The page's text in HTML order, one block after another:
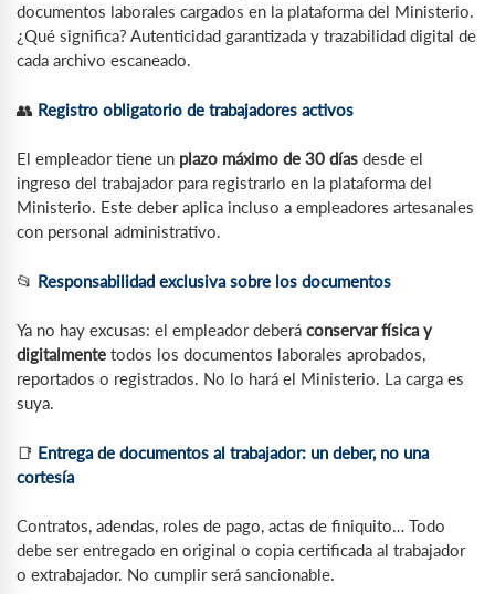
documentos laborales cargados en la plataforma del Ministerio.
¿Qué significa? Autenticidad garantizada y trazabilidad digital de
cada archivo escaneado.
👥 Registro obligatorio de trabajadores activos
El empleador tiene un plazo máximo de 30 días desde el
ingreso del trabajador para registrarlo en la plataforma del
Ministerio. Este deber aplica incluso a empleadores artesanales
con personal administrativo.
📂 Responsabilidad exclusiva sobre los documentos
Ya no hay excusas: el empleador deberá conservar física y
digitalmente todos los documentos laborales aprobados,
reportados o registrados. No lo hará el Ministerio. La carga es
suya.
📑 Entrega de documentos al trabajador: un deber, no una
cortesía
Contratos, adendas, roles de pago, actas de finiquito… Todo
debe ser entregado en original o copia certificada al trabajador
o extrabajador. No cumplir será sancionable.